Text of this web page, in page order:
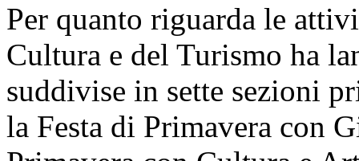
Per quanto riguarda le
Cultura e del Turismo ha
suddivise in sette sezioni
la Festa di Primavera con